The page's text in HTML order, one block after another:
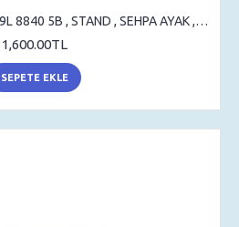
BEKO B55L 8840 5B , B49L 8840 5B , STAND , SEHPA AYAK , MASA AYAK
1,600.00TL
SEPETE EKLE